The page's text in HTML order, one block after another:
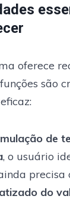
oferece
são
de
, o usuário
precisa
do